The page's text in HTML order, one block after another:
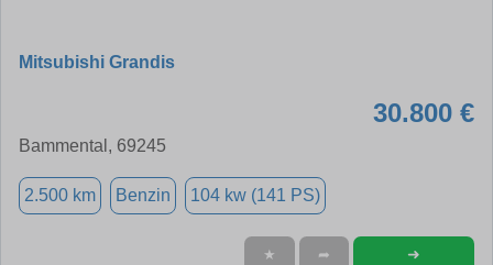
Mitsubishi Grandis
30.800 €
Bammental, 69245
2.500 km Benzin 104 kw (141 PS)
★ ➦ ➜